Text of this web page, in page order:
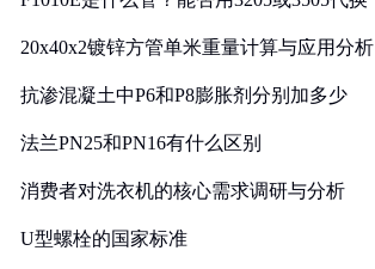
20x40x2镀锌方管单米重量计算与应用分析
抗渗混凝土中P6和P8膨胀剂分别加多少
法兰PN25和PN16有什么区别
消费者对洗衣机的核心需求调研与分析
U型螺栓的国家标准